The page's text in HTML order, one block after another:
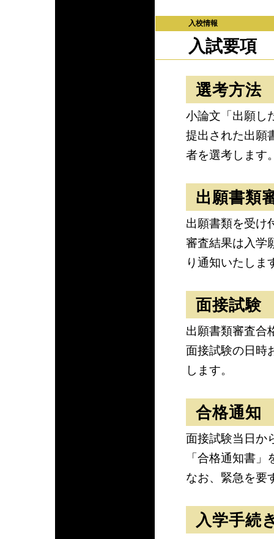
入校情報
入試要項
選考方法
小論文「出願し
提出された出願
者を選考します
出願書類
出願書類を受け
審査結果は入学
り通知いたしま
面接試験
出願書類審査合
面接試験の日時
します。
合格通知
面接試験当日か
「合格通知書
なお、緊急を要
入学手続